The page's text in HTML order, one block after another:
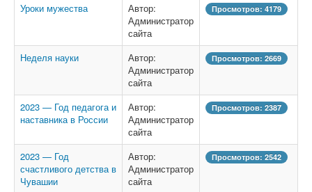
Уроки мужества
Автор:
Администратор
сайта
Просмотров: 4179
Неделя науки
Автор:
Администратор
сайта
Просмотров: 2669
2023 — Год педагога и
наставника в России
Автор:
Администратор
сайта
Просмотров: 2387
2023 — Год
счастливого детства в
Чувашии
Автор:
Администратор
сайта
Просмотров: 2542